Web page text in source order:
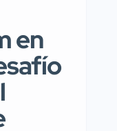
en